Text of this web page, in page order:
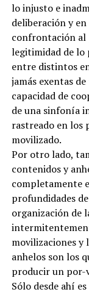
lo injusto e
deliberación y
confrontación al
legitimidad de lo
entre distintos
jamás exentas
capacidad de
de una sinfonía
rastreado en los
movilizado.
Por otro lado,
contenidos y
completamente
profundidades
organización de
movilizaciones y
anhelos son los
producir un por-
Sólo desde ahí